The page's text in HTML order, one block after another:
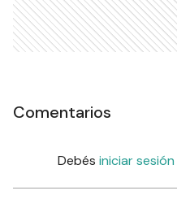
Comentarios
Debés iniciar sesión